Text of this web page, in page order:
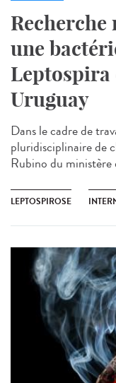
une
Uruguay
Dans le cadre de
pluridisciplinaire de
Rubino du ministère
LEPTOSPIROSE